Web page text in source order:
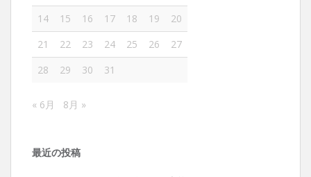
14
15 16 17 18 19
20
21
22 23 24 25 26
27
28
29 30 31
« 6月 8月 »
最近の投稿